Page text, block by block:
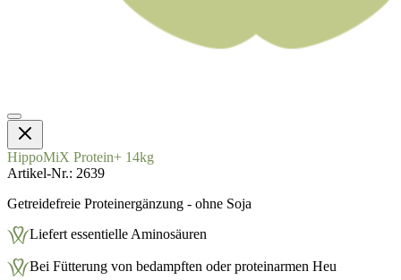
HippoMiX Protein+ 14kg
Artikel-Nr. 2639
Getreidefreie Proteinergänzung - ohne Soja
Liefert essentielle Aminosäuren
Bei Fütterung von bedampften oder proteinarmen Heu